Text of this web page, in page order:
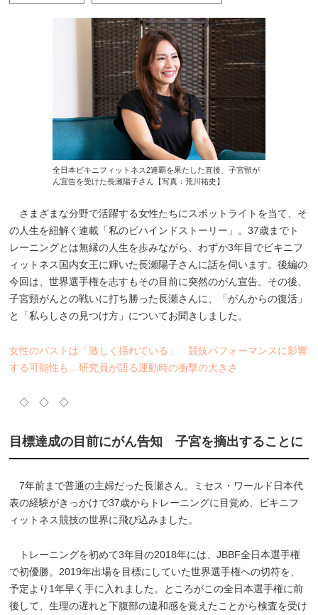
全日本ビキニフィットネス2連覇を果たした直後、子宮頸が
ん宣告を受けた長瀬陽子さん【写真：荒川祐史】
さまざまな分野で活躍する女性たちにスポットライトを当て、そ
の人生を紐解く連載「私のビハインドストーリー」。37歳までト
レーニングとは無縁の人生を歩みながら、わずか3年目でビキニフ
ィットネス国内女王に輝いた長瀬陽子さんに話を伺います。後編の
今回は、世界選手権を志すもその目前に突然のがん宣告。その後、
子宮頸がんとの戦いに打ち勝った長瀬さんに、「がんからの復活」
と「私らしさの見つけ方」についてお聞きしました。
女性のバストは「激しく揺れている」 競技パフォーマンスに影響
する可能性も…研究員が語る運動時の衝撃の大きさ
◇ ◇ ◇
目標達成の目前にがん告知 子宮を摘出することに
7年前まで普通の主婦だった長瀬さん。ミセス・ワールド日本代
表の経験がきっかけで37歳からトレーニングに目覚め、ビキニフ
ィットネス競技の世界に飛び込みました。
トレーニングを初めて3年目の2018年には、JBBF全日本選手権
で初優勝。2019年出場を目標にしていた世界選手権への切符を、
予定より1年早く手に入れました。ところがこの全日本選手権に前
後して、生理の遅れと下腹部の違和感を覚えたことから検査を受け